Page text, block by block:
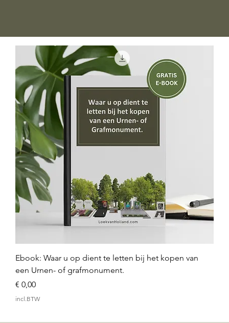
Ebook: Waar u op dient te letten bij het kopen van
een Urnen- of grafmonument.
Prijs
€ 0,00
incl.BTW